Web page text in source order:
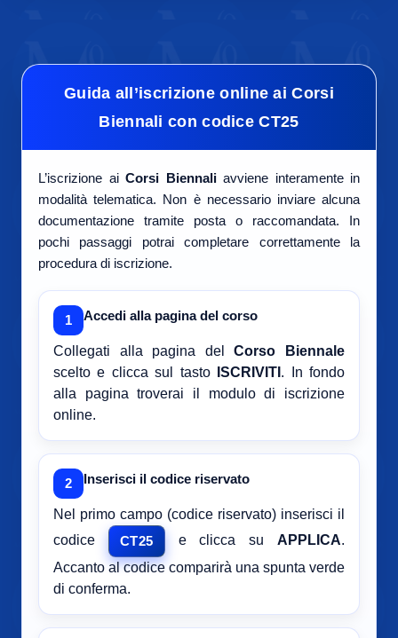
Guida all’iscrizione online ai Corsi
Biennali con codice CT25
L’iscrizione ai Corsi Biennaliavviene interamente in
modalità telematica. Non è necessario inviare alcuna
documentazione tramite posta o raccomandata. In
pochi passaggi potrai completare correttamente la
procedura di iscrizione.
1 Accedi alla pagina del corso
Collegati alla pagina delCorso Biennale
scelto e clicca sul tasto
ISCRIVITI . In fondo
alla pagina troverai il modulo di iscrizione
online.
2 Inserisci il codice riservato
Nel primo campo (codice riservato) inserisci il
codice
CT25 e clicca suAPPLICA.
Accanto al codice comparirà una spunta verde
di conferma.